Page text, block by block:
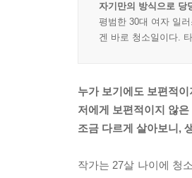
자기만의 방식으로 당
평범한 30대 여자 일
겐 바로 청소일이다.
누가 보기에도 보편적
저에게 보편적이지 않
조금 다르게 살아보니,
작가는 27살 나이에 청